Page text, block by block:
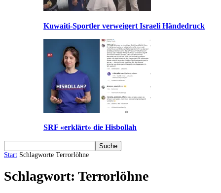
Kuwaiti-Sportler verweigert Israeli Händedruck
SRF «erklärt» die Hisbollah
Start Schlagworte Terrorlöhne
Schlagwort: Terrorlöhne